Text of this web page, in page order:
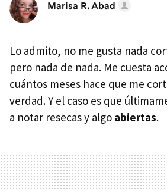
Marisa R. Abad
Lo admito, no me gusta nada
pero nada de nada. Me cuesta
cuántos meses hace que me
verdad. Y el caso es que
a notar resecas y algo abiertas.